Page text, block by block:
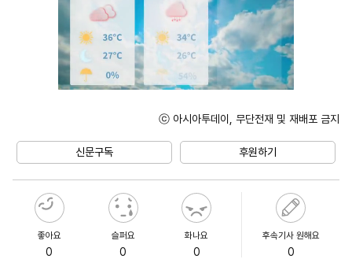
ⓒ 아시아투데이, 무단전재 및 재배포 금지
신문구독 후원하기
좋아요
0
슬퍼요
0
화나요
0
후속기사 원해요
0